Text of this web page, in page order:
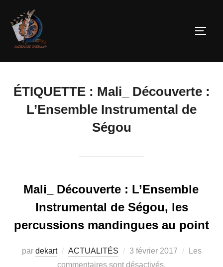
ÉTIQUETTE : Mali_ Découverte :
L’Ensemble Instrumental de
Ségou
Mali_ Découverte : L’Ensemble
Instrumental de Ségou, les
percussions mandingues au point
par dekart ACTUALITÉS 3 février 2017
Les
commentaires sont désactivés.